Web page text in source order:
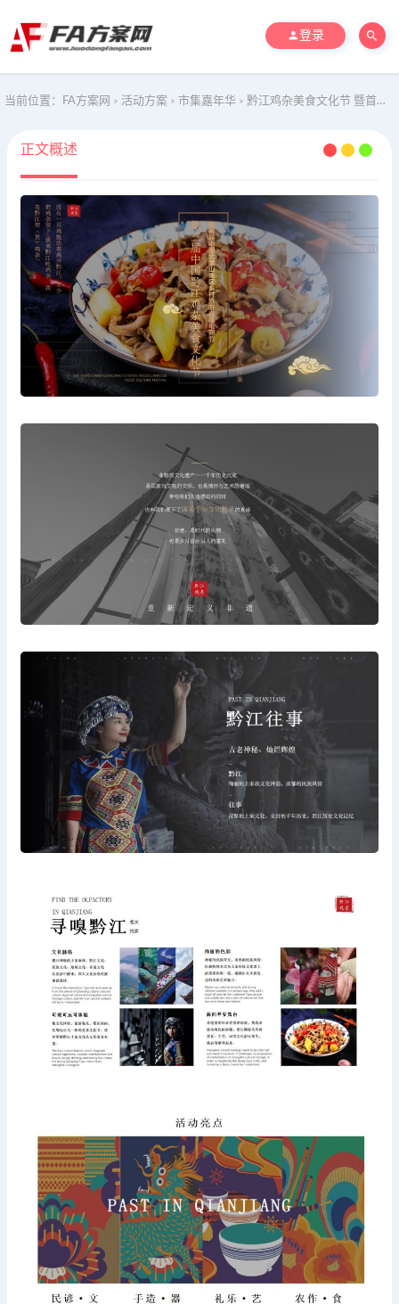
登录
当前位置： FA方案网 > 活动方案 > 市集嘉年华 > 黔江鸡杂美食文化节 暨首届中国武陵山地区乡村旅游直播电商节
正文概述